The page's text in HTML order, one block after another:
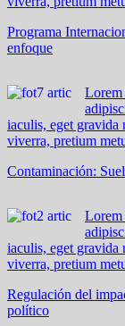
Programa
enfoque
Lorem
iaculis, eget gravida
viverra, pretium
Contaminación:
Lorem
iaculis, eget gravida
viverra, pretium
Regulación del
político